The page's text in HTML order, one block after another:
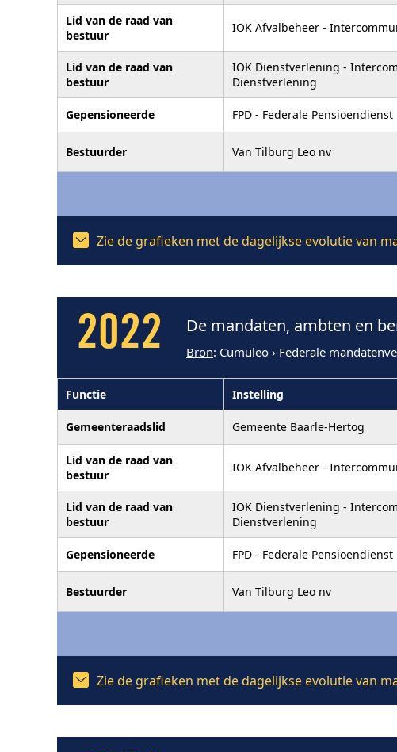
Lid van de raad van
bestuur
IOK Afvalbeheer -
Lid van de raad van
bestuur
IOK Dienstverlening -
Dienstverlening
Gepensioneerde FPD - Federale Pensioendienst
Bestuurder Van Tilburg Leo nv
Zie de grafieken met de dagelijkse evolutie van
2022 De mandaten, ambten en
Bron: Cumuleo › Federale
Functie Instelling
Gemeenteraadslid Gemeente Baarle-Hertog
Lid van de raad van
bestuur
IOK Afvalbeheer -
Lid van de raad van
bestuur
IOK Dienstverlening -
Dienstverlening
Gepensioneerde FPD - Federale Pensioendienst
Bestuurder Van Tilburg Leo nv
Zie de grafieken met de dagelijkse evolutie van